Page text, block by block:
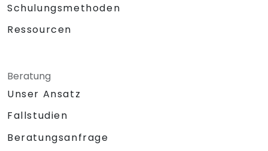
Schulungsmethoden
Ressourcen
Beratung
Unser Ansatz
Fallstudien
Beratungsanfrage